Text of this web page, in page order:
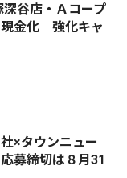
谷店・Ａコープ
金化 強化キャ
×タウンニュー
募締切は８月31